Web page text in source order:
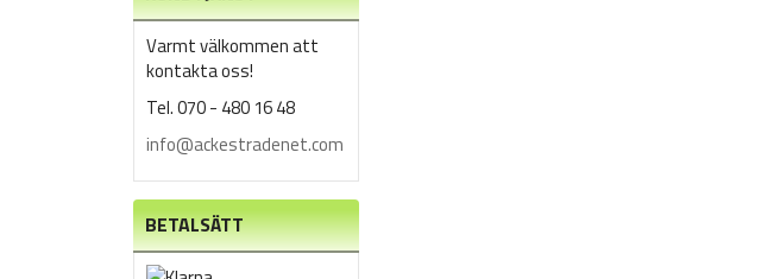
Varmt välkommen att
kontakta oss!
Tel. 070 - 480 16 48
info@ackestradenet.com
BETALSÄTT